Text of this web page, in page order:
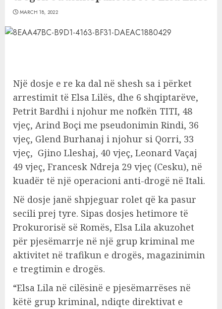
MARCH 18, 2022
Një dosje e re ka dal në shesh sa i përket
arrestimit të Elsa Lilës, dhe 6 shqiptarëve,
Petrit Bardhi i njohur me nofkën TITI, 48
vjeç, Arind Boçi me pseudonimin Rindi, 36
vjeç, Glend Burhanaj i njohur si Qorri, 33
vjeç, Gjino Lleshaj, 40 vjeç, Leonard Vaçaj
49 vjeç, Francesk Ndreja 29 vjeç (Cesku), në
kuadër të një operacioni anti-drogë në Itali.
Në dosje janë shpjeguar rolet që ka pasur
secili prej tyre. Sipas dosjes hetimore të
Prokurorisë së Romës, Elsa Lila akuzohet
për pjesëmarrje në një grup kriminal me
aktivitet në trafikun e drogës, magazinimin
e tregtimin e drogës.
“Elsa Lila në cilësinë e pjesëmarrëses në
këtë grup kriminal, ndiqte direktivat e